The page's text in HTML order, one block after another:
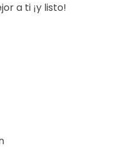
a ti ¡y listo!